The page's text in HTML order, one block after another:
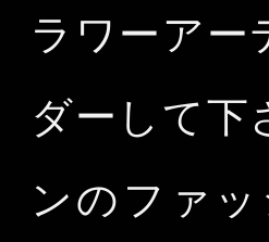
ラワーアー
ダーして下
ンのファ